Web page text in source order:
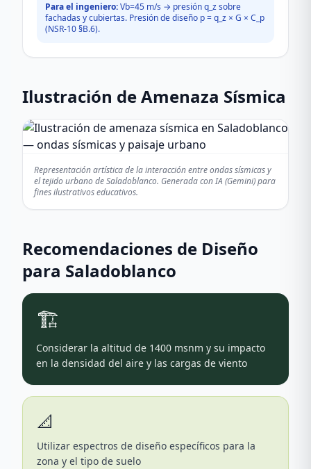
Para el ingeniero:Vb=45 m/s → presión q_z sobre
fachadas y cubiertas. Presión de diseño p = q_z × G × C_p
(NSR-10 §B.6).
Ilustración de Amenaza Sísmica
Representación artística de la interacción entre ondas sísmicas y
el tejido urbano deSaladoblanco. Generada con IA (Gemini) para
fines ilustrativos educativos.
Recomendaciones de Diseño
para Saladoblanco
🏗️
Considerar la altitud de 1400 msnm y su impacto
en la densidad del aire y las cargas de viento
📐
Utilizar espectros de diseño específicos para la
zona y el tipo de suelo